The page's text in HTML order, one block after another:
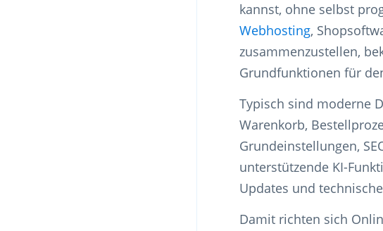
kannst, ohne selbst
Webhosting,
zusammenzustellen,
Grundfunktionen für
Typisch sind moderne
Warenkorb,
Grundeinstellungen,
unterstützende KI-
Updates und
Damit richten sich